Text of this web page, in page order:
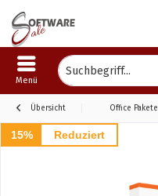
Menü
Übersicht Office Pakete
15% Reduziert